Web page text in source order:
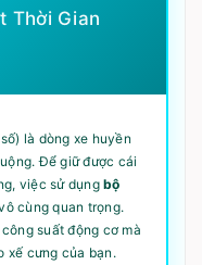
Thời Gian
là dòng xe huyền
Để giữ được cái
việc sử dụngbộ
cùng quan trọng.
suất động cơ mà
xế cưng của bạn.